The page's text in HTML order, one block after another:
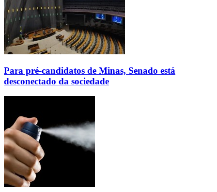
Para pré-candidatos de Minas, Senado está
desconectado da sociedade